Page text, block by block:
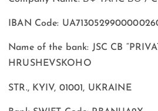
IBAN Code:
Name of the bank: JSC CB
HRUSHEVSKOHO
STR., KYIV, 01001, UKRAINE